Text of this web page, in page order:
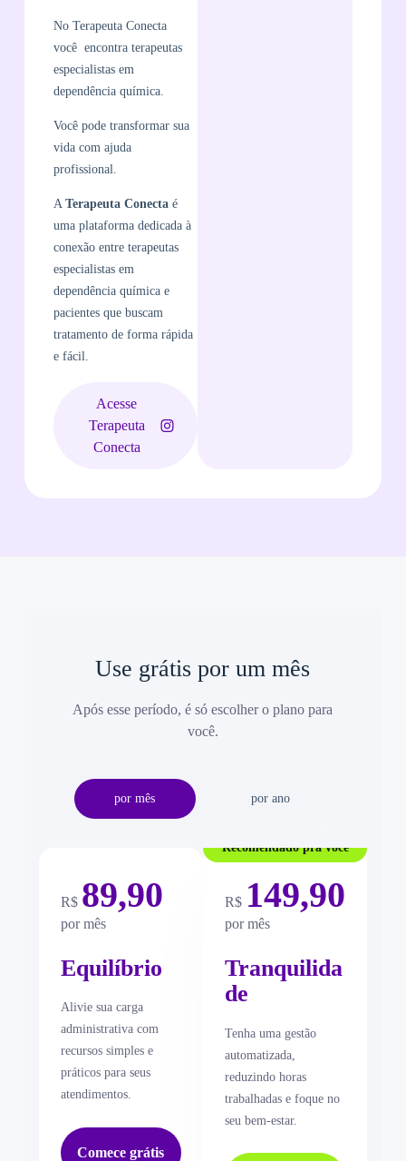
No Terapeuta Conecta
você encontra terapeutas
especialistas em
dependência química.
Você pode transformar sua
vida com ajuda
profissional.
A Terapeuta Conectaé
uma plataforma dedicada à
conexão entre terapeutas
especialistas em
dependência química e
pacientes que buscam
tratamento de forma rápida
e fácil.
Acesse
Terapeuta
Conecta
Use grátis por um mês
Após esse período, é só escolher o plano para
você.
por mês por ano
R$ 89,90
por mês
Equilíbrio
Alivie sua carga
administrativa com
recursos simples e
práticos para seus
atendimentos.
Comece grátis
Recomendado pra você
R$ 149,90
por mês
Tranquilida
de
Tenha uma gestão
automatizada,
reduzindo horas
trabalhadas e foque no
seu bem-estar.
R$ 863,04
por ano
Equilíbrio
Alivie sua carga
adminstrativa com
recursos simples e
práticos para seus
atendimentos.
Comece grátis
Economize R$ 358,80
1.444,00
Tranquilida
Gestão automatizada,
reduza horas
trabalhadas e foque no
seu bem-estar.